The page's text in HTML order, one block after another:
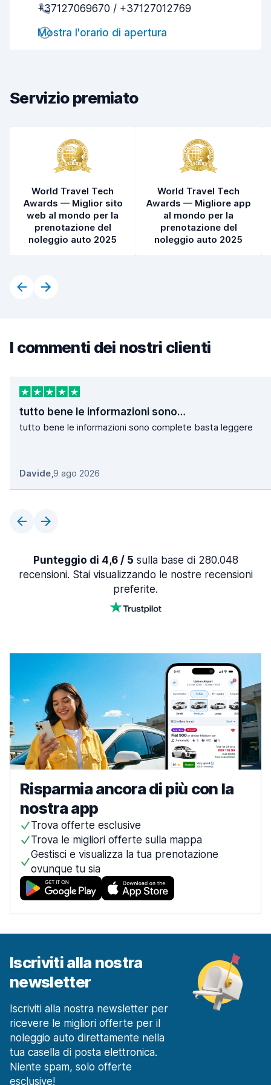
Rapidità del ritiro
Rapidità della riconsegna
Condizioni dell'auto
+37127069670 / +37127012769
Mostra l'orario di apertura
Servizio premiato
World Travel Tech
Awards — Miglior sito
web al mondo per la
prenotazione del
noleggio auto 2025
World Travel Tech
Awards — Migliore app
al mondo per la
prenotazione del
noleggio auto 2025
I commenti dei nostri clienti
tutto bene le informazioni sono…
tutto bene le informazioni sono complete basta leggere
Davide,9 ago 2026
Punteggio di 4,6 / 5 sulla base di 280.048
recensioni. Stai visualizzando le nostre recensioni
preferite.
Risparmia ancora di più con la
nostra app
Trova offerte esclusive
Trova le migliori offerte sulla mappa
Gestisci e visualizza la tua prenotazione
ovunque tu sia
Iscriviti alla nostra
newsletter
Iscriviti alla nostra newsletter per
ricevere le migliori offerte per il
noleggio auto direttamente nella
tua casella di posta elettronica.
Niente spam, solo offerte
esclusive!